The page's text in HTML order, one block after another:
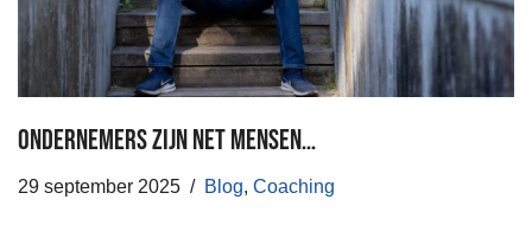
Ondernemers zijn net mensen…
29 september 2025 Blog, Coaching